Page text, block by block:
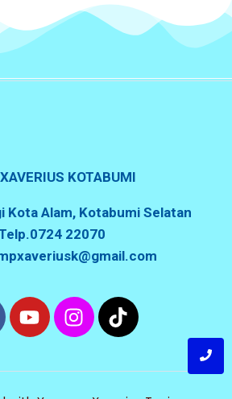
KOTABUMI
Kota Alam, Kotabumi Selatan
22070